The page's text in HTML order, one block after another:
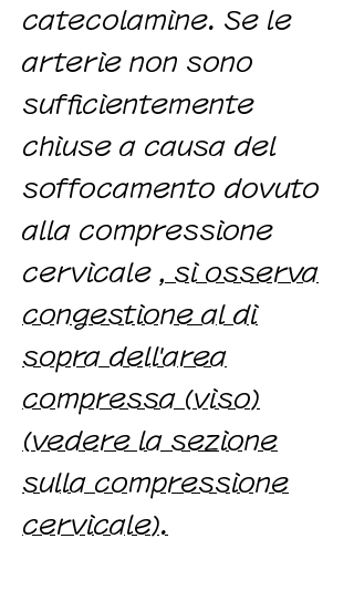
catecolamine. Se le
arterie non sono
sufficientemente
chiuse a causa del
soffocamento dovuto
alla compressione
cervicale , si osserva
congestione al di
sopra dell'area
compressa (viso)
(vedere la sezione
sulla compressione
cervicale).